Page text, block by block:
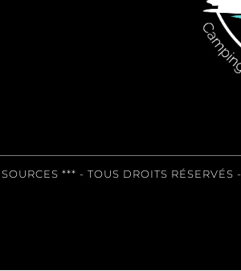
*** - TOUS DROITS RÉSERVÉS -